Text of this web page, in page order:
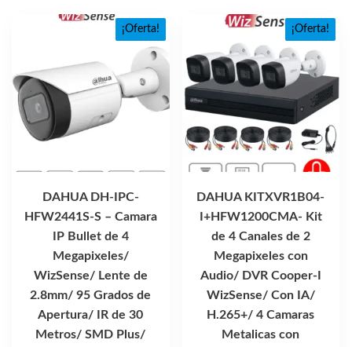
¡Oferta!
DAHUA DH-IPC-
HFW2441S-S – Camara
IP Bullet de 4
Megapixeles/
WizSense/ Lente de
2.8mm/ 95 Grados de
Apertura/ IR de 30
Metros/ SMD Plus/
¡Oferta!
DAHUA KITXVR1B04-
I+HFW1200CMA- Kit
de 4 Canales de 2
Megapixeles con
Audio/ DVR Cooper-I
WizSense/ Con IA/
H.265+/ 4 Camaras
Metalicas con